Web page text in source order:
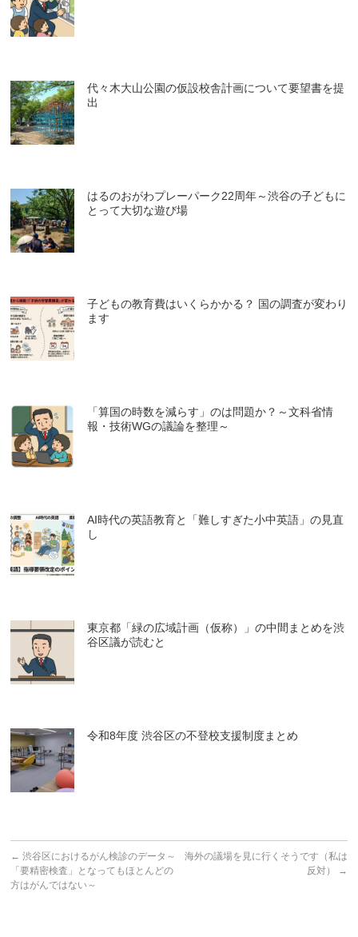
代々木大山公園の仮設校舎計画について要望書を提
出
はるのおがわプレーパーク22周年～渋谷の子どもに
とって大切な遊び場
子どもの教育費はいくらかかる？ 国の調査が変わり
ます
「算国の時数を減らす」のは問題か？～文科省情
報・技術WGの議論を整理～
AI時代の英語教育と「難しすぎた小中英語」の見直
し
東京都「緑の広域計画（仮称）」の中間まとめを渋
谷区議が読むと
令和8年度 渋谷区の不登校支援制度まとめ
← 渋谷区におけるがん検診のデータ～
「要精密検査」となってもほとんどの
方はがんではない～
海外の議場を見に行くそうです（私は
反対）
→